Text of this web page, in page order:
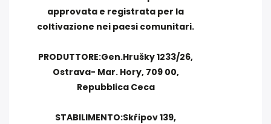
approvata e registrata per la
coltivazione nei paesi comunitari.
PRODUTTORE:Gen.Hrušky 1233/26,
Ostrava- Mar. Hory, 709 00,
Repubblica Ceca
STABILIMENTO:Skřipov 139,